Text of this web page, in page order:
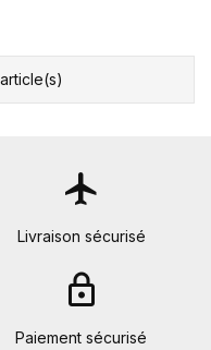
flight
Livraison sécurisé
lock
Paiement sécurisé